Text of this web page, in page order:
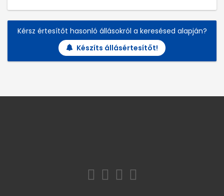
Kérsz értesítőt hasonló állásokról a keresésed alapján?
Készíts állásértesítőt!